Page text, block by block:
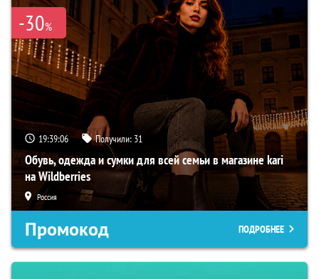
-30%
19:39:05 Получили: 31
Обувь, одежда и сумки для всей семьи в магазине kari
на Wildberries
Россия
Промокод ПОДРОБНЕЕ